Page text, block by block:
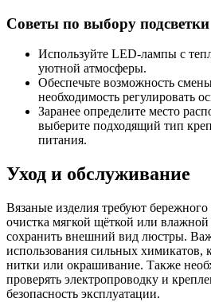
Советы по выбору подсветки
Используйте LED-лампы с
уютной атмосферы.
Обеспечьте возможность
необходимость регулировать
Заранее определите место
выберите подходящий тип
питания.
Уход и обслуживание
Вязаные изделия требуют
очистка мягкой щёткой или влажной
сохранить внешний вид люстры.
использования сильных химикатов,
нитки или окрашивание. Также
проверять электропроводку и
безопасность эксплуатации.